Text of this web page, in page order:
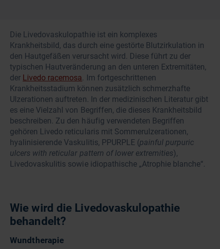
Die Livedovaskulopathie ist ein komplexes
Krankheitsbild, das durch eine gestörte Blutzirkulation in
den Hautgefäßen verursacht wird. Diese führt zu der
typischen Hautveränderung an den unteren Extremitäten,
der Livedo racemosa. Im fortgeschrittenen
Krankheitsstadium können zusätzlich schmerzhafte
Ulzerationen auftreten. In der medizinischen Literatur gibt
es eine Vielzahl von Begriffen, die dieses Krankheitsbild
beschreiben. Zu den häufig verwendeten Begriffen
gehören Livedo reticularis mit Sommerulzerationen,
hyalinisierende Vaskulitis, PPURPLE (painful purpuric
ulcers with reticular pattern of lower extremities),
Livedovaskulitis sowie idiopathische „Atrophie blanche“.
Wie wird die Livedovaskulopathie
behandelt?
Wundtherapie